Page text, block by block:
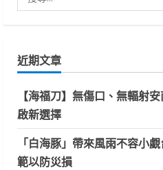
尋
字:
近期文章
【海福刀】無傷口、無輻射
啟新選擇
「白海豚」帶來風雨不容小
範以防災損